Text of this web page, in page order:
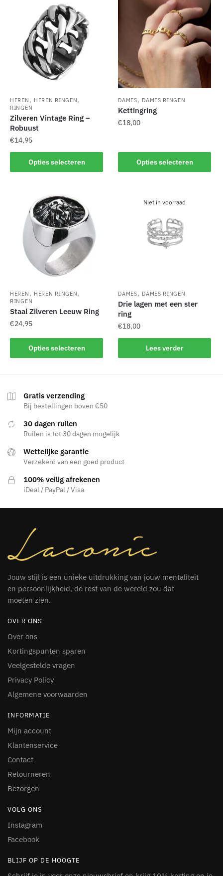
HEREN , HEREN RINGEN,
RINGEN
Zilveren Vintage Ring –
Robuust
€14,95
Opties selecteren
product
variaties.
Deze
optie
gekozen
worden
de
productpagina
DAMES, DAMES RINGEN
Kettingring
€18,00
Opties selecteren
product
HEREN , HEREN RINGEN,
RINGEN
Staal Zilveren Leeuw Ring
€24,95
Opties selecteren
product
variaties.
Deze
kan
gekozen
worden
de
productpagina
Niet in voorraad
DAMES, DAMES RINGEN
Drie lagen met een ster
ring
€18,00
Lees verder
Gratis verzending
Bij bestellingen boven €50
30 dagen ruilen
Ruilen is tot 30 dagen mogelijk
Wettelijke garantie
Verzekerd van een goed product
100% veilig afrekenen
iDeal / PayPal / Visa
Jouw stijl is een unieke uitdrukking van jouw mentaliteit
en persoonlijkheid, de rest van de wereld zou dat
moeten zien.
OVER ONS
Over ons
Kortingspunten sparen
Veelgestelde vragen
Privacy Policy
Algemene voorwaarden
INFORMATIE
Mijn account
Klantenservice
Contact
Retourneren
Bezorgen
VOLG ONS
Instagram
Facebook
BLIJF OP DE HOOGTE